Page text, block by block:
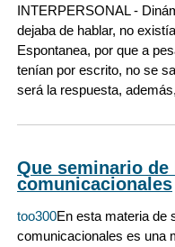
INTERPERSONAL -
dejaba de hablar, no
Espontanea, por que a
tenían por escrito, no se
será la respuesta, además,
Que seminario
comunicacionales
too300En esta materia de
comunicacionales es una